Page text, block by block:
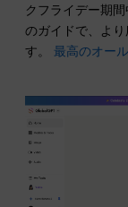
クフライデー期
のガイドで、よ
す。最高のオー